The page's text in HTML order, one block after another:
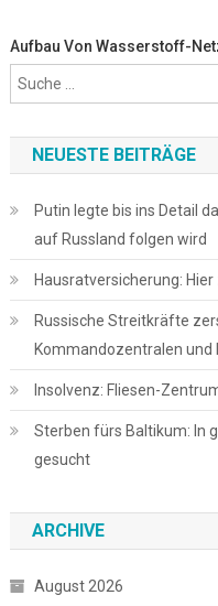
Aufbau Von Wasserstoff-
NEUESTE BEITRÄGE
Putin legte bis ins Detail
auf Russland folgen wird
Hausratversicherung:
Russische Streitkräfte
Kommandozentralen und
Insolvenz: Fliesen-
Sterben fürs Baltikum: In
gesucht
ARCHIVE
August 2026